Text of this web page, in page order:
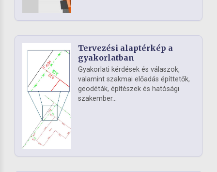
Tervezési alaptérkép a
gyakorlatban
Gyakorlati kérdések és válaszok,
valamint szakmai előadás építtetők,
geodéták, építészek és hatósági
szakember...